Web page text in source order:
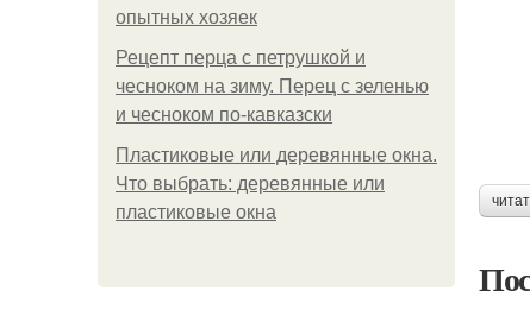
опытных хозяек
Рецепт перца с петрушкой и
чесноком на зиму. Перец с зеленью
и чесноком по-кавказски
Пластиковые или деревянные окна.
Что выбрать: деревянные или
пластиковые окна